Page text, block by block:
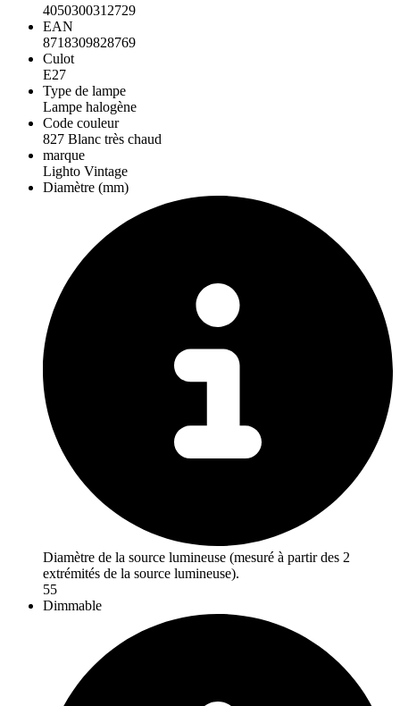
4050300312729
EAN
8718309828769
Culot
E27
Type de lampe
Lampe halogène
Code couleur
827 Blanc très chaud
marque
Lighto Vintage
Diamètre (mm)
Diamètre de la source lumineuse (mesuré à partir des 2
extrémités de la source lumineuse).
55
Dimmable